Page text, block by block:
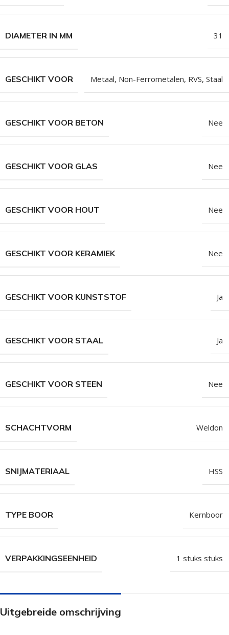
DIAMETER IN MM 31
GESCHIKT VOOR Metaal, Non-Ferrometalen, RVS, Staal
GESCHIKT VOOR BETON Nee
GESCHIKT VOOR GLAS Nee
GESCHIKT VOOR HOUT Nee
GESCHIKT VOOR KERAMIEK Nee
GESCHIKT VOOR KUNSTSTOF Ja
GESCHIKT VOOR STAAL Ja
GESCHIKT VOOR STEEN Nee
SCHACHTVORM Weldon
SNIJMATERIAAL HSS
TYPE BOOR Kernboor
VERPAKKINGSEENHEID 1 stuks stuks
Uitgebreide omschrijving